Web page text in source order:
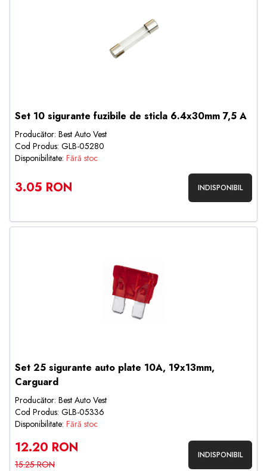
Set 10 sigurante fuzibile de sticla 6.4x30mm 7,5 A
Producător: Best Auto Vest
Cod Produs: GLB-05280
Disponibilitate: Fără stoc
3.05 RON INDISPONIBIL
Set 25 sigurante auto plate 10A, 19x13mm,
Carguard
Producător: Best Auto Vest
Cod Produs: GLB-05336
Disponibilitate: Fără stoc
12.20 RON
15.25 RON
INDISPONIBIL